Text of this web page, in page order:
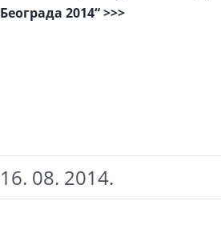
Београда 2014“ >>>
16. 08. 2014.